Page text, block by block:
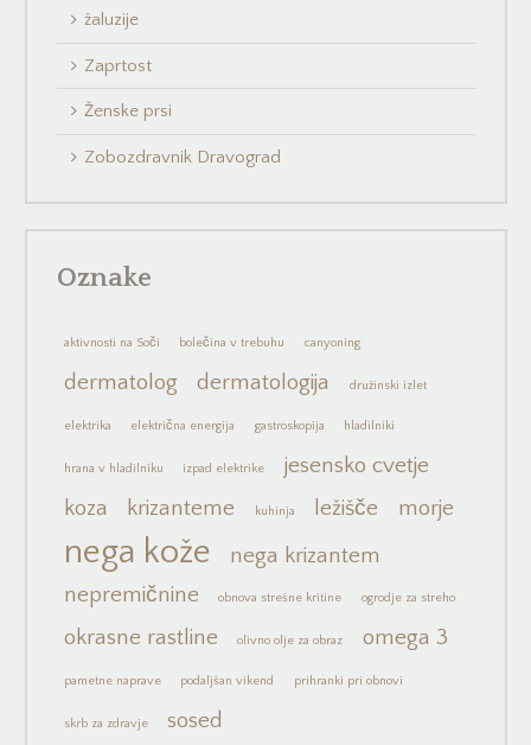
žaluzije
Zaprtost
Ženske prsi
Zobozdravnik Dravograd
Oznake
aktivnosti na Soči bolečina v trebuhu canyoning
dermatolog dermatologija družinski izlet
elektrika električna energija gastroskopija hladilniki
hrana v hladilniku izpad elektrike
jesensko cvetje
koza
krizanteme kuhinja ležišče morje
nega kože
nega krizantem
nepremičnine
obnova strešne kritine ogrodje za streho
okrasne rastline olivno olje za obraz omega 3
pametne naprave podaljšan vikend prihranki pri obnovi
skrb za zdravje sosed